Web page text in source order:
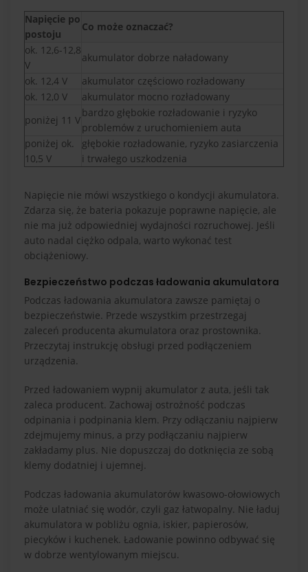
Napięcie po
postoju
Co może oznaczać?
ok. 12,6-12,8
V
akumulator dobrze naładowany
ok. 12,4 V
akumulator częściowo rozładowany
ok. 12,0 V
akumulator mocno rozładowany
poniżej 11 V
bardzo głębokie rozładowanie i ryzyko
problemów z uruchomieniem auta
poniżej ok.
10,5 V
głębokie rozładowanie, ryzyko zasiarczenia
i trwałego uszkodzenia
Napięcie nie mówi wszystkiego o kondycji akumulatora.
Zdarza się, że bateria pokazuje poprawne napięcie, ale
nie ma już odpowiedniej wydajności rozruchowej. Jeśli
auto nadal ciężko odpala, warto wykonać test
obciążeniowy.
Bezpieczeństwo podczas ładowania akumulatora
Podczas ładowania akumulatora zawsze pamiętaj o
bezpieczeństwie. Przede wszystkim przestrzegaj
zaleceń producenta akumulatora oraz prostownika.
Przeczytaj instrukcję obsługi przed podłączeniem
urządzenia.
Przed ładowaniem wypnij akumulator z auta, jeśli tak
zaleca producent. Zachowaj ostrożność podczas
odpinania i podpinania klem. Przy odłączaniu najpierw
zdejmujemy minus, a przy podłączaniu najpierw
zakładamy plus. Nie dopuszczaj do dotknięcia ze sobą
klemy dodatniej i ujemnej.
Podczas ładowania akumulatorów kwasowo-ołowiowych
może ulatniać się wodór, czyli gaz łatwopalny. Nie ładuj
akumulatora w pobliżu ognia, iskier, papierosów,
piecyków i kuchenek. Ładowanie powinno odbywać się
w dobrze wentylowanym miejscu.